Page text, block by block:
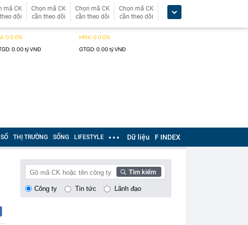
mã CK
dõi
Chọn mã CK
cần theo dõi
Chọn mã CK
cần theo dõi
Chọn mã CK
cần theo dõi
THỊ TRƯỜNG SỐNG LIFESTYLE Dữ liệu F INDEX
Công ty Tin tức Lãnh đạo